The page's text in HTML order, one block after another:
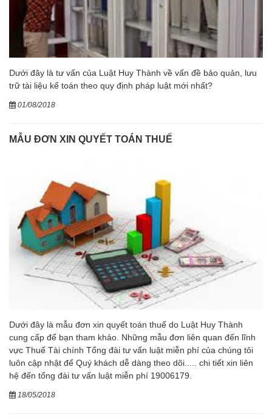
Dưới đây là tư vấn của Luật Huy Thành về vấn đề bảo quản, lưu
trữ tài liệu kế toán theo quy định pháp luật mới nhất?
01/08/2018
MẪU ĐƠN XIN QUYẾT TOÁN THUẾ
Dưới đây là mẫu đơn xin quyết toán thuế do Luật Huy Thành
cung cấp để bạn tham khảo. Những mẫu đơn liên quan đến lĩnh
vực Thuế Tài chính Tổng đài tư vấn luật miễn phí của chúng tôi
luôn cập nhật để Quý khách dễ dàng theo dõi..... chi tiết xin liên
hệ đến tổng đài tư vấn luật miễn phí 19006179.
18/05/2018